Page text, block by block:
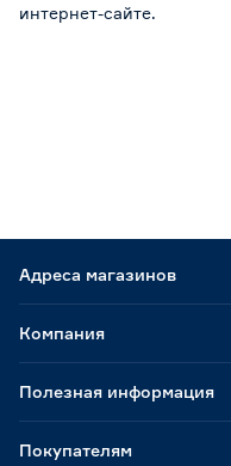
интернет-сайте.
Адреса магазинов
Компания
Полезная информация
Покупателям